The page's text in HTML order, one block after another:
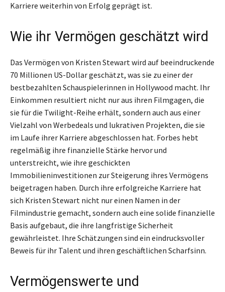
Karriere weiterhin von Erfolg geprägt ist.
Wie ihr Vermögen geschätzt wird
Das Vermögen von Kristen Stewart wird auf beeindruckende
70 Millionen US-Dollar geschätzt, was sie zu einer der
bestbezahlten Schauspielerinnen in Hollywood macht. Ihr
Einkommen resultiert nicht nur aus ihren Filmgagen, die
sie für die Twilight-Reihe erhält, sondern auch aus einer
Vielzahl von Werbedeals und lukrativen Projekten, die sie
im Laufe ihrer Karriere abgeschlossen hat. Forbes hebt
regelmäßig ihre finanzielle Stärke hervor und
unterstreicht, wie ihre geschickten
Immobilieninvestitionen zur Steigerung ihres Vermögens
beigetragen haben. Durch ihre erfolgreiche Karriere hat
sich Kristen Stewart nicht nur einen Namen in der
Filmindustrie gemacht, sondern auch eine solide finanzielle
Basis aufgebaut, die ihre langfristige Sicherheit
gewährleistet. Ihre Schätzungen sind ein eindrucksvoller
Beweis für ihr Talent und ihren geschäftlichen Scharfsinn.
Vermögenswerte und